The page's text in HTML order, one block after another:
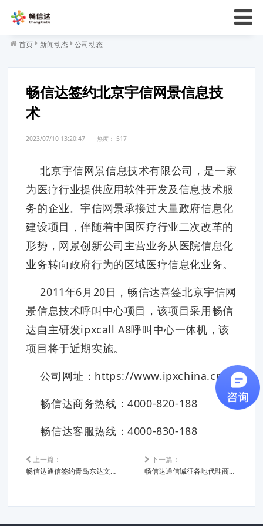
首页 新闻动态 公司动态
畅信达签约北京宇信网景信息技
术
2023/07/10 13:20:47 热度： 517
北京宇信网景信息技术有限公司，是一家
为医疗行业提供应用软件开发及信息技术服
务的企业。宇信网景承接过大量政府信息化
建设项目，伴随着中国医疗行业二次改革的
形势，网景创新公司主营业务从医院信息化
业务转向政府行为的区域医疗信息化业务。
2011年6月20日，畅信达喜签北京宇信网
景信息技术呼叫中心项目，该项目采用畅信
达自主研发ipxcall A8呼叫中心一体机，该
项目将于近期实施。
公司网址：https://www.ipxchina.cn
畅信达商务热线：4000-820-188
畅信达客服热线：4000-830-188
上一篇：
畅信达通信签约青岛东达文化传播有限公司
下一篇：
畅信达通信诚征各地代理商、合作伙伴